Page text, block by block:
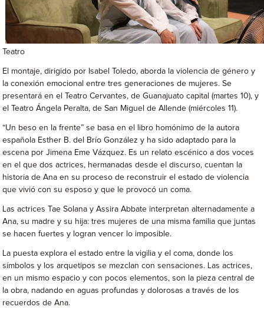
Teatro
El montaje, dirigido por Isabel Toledo, aborda la violencia de género y
la conexión emocional entre tres generaciones de mujeres. Se
presentará en el Teatro Cervantes, de Guanajuato capital (martes 10), y
el Teatro Ángela Peralta, de San Miguel de Allende (miércoles 11).
“Un beso en la frente” se basa en el libro homónimo de la autora
española Esther B. del Brío González y ha sido adaptado para la
escena por Jimena Eme Vázquez. Es un relato escénico a dos voces
en el que dos actrices, hermanadas desde el discurso, cuentan la
historia de Ana en su proceso de reconstruir el estado de violencia
que vivió con su esposo y que le provocó un coma.
Las actrices Tae Solana y Assira Abbate interpretan alternadamente a
Ana, su madre y su hija: tres mujeres de una misma familia que juntas
se hacen fuertes y logran vencer lo imposible.
La puesta explora el estado entre la vigilia y el coma, donde los
símbolos y los arquetipos se mezclan con sensaciones. Las actrices,
en un mismo espa­cio y con pocos elementos, son la pieza central de
la obra, nadando en aguas profundas y dolorosas a través de los
recuerdos de Ana.